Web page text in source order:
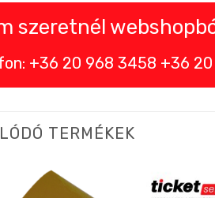
szeretnél
+36 20 968 3458 +36
TERMÉKEK